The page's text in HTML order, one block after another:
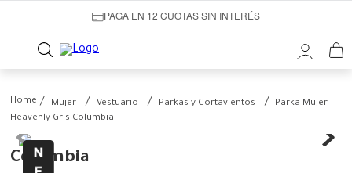
PAGA EN 12 CUOTAS SIN INTERÉS
Mujer Vestuario Parkas y Cortavientos
Parka Mujer
Heavenly Gris Columbia
Columbia